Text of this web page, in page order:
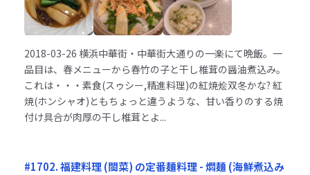
2018-03-26 横浜中華街・中華街大通りの一楽にて晩飯。一
品目は、春メニューから春竹の子と干し椎茸の醤油煮込み。
これは・・・素食(スゥシー,精進料理)の紅焼烩双冬かな? 紅
焼(ホンシャオ)ともちょっと違うような、甘い香りのする焼
付け具合が肉厚の干し椎茸とよ...
#1702. 福建料理 (閩菜) の定番麺料理 - 燜麺 (海鮮煮込み